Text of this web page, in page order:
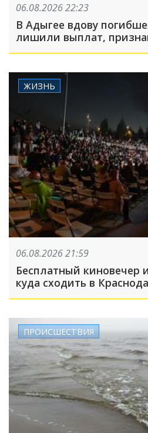
06.08.2026 22:23
В Адыгее вдову
лишили выплат,
ЖИЗНЬ
06.08.2026 21:59
Бесплатный киновечер
куда сходить в
ПРОИСШЕСТВИЯ